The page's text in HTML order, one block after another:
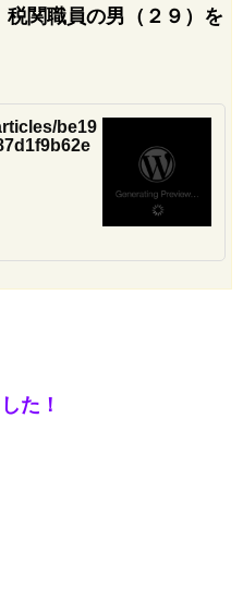
関職員の男（２９）を
be19
た！